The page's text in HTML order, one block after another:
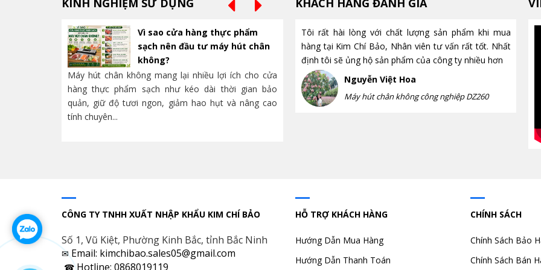
KINH NGHIỆM SỬ DỤNG
Vì sao cửa hàng thực phẩm
sạch nên đầu tư máy hút chân
không?
Máy hút chân không mang lại nhiều lợi ích cho cửa
hàng thực phẩm sạch như kéo dài thời gian bảo
quản, giữ độ tươi ngon, giảm hao hụt và nâng cao
tính chuyên...
Máy hút chân không là gì?
Công dụng và cách hoạt động
chi tiết từ A-Z
Tìm hiểu máy hút chân không là gì, nguyên lý hoạt
động, công dụng nổi bật và các loại máy hút chân
không phổ biến hiện nay. Hướng dẫn lựa chọn thiếtđiểm, ứng
KHÁCH HÀNG ĐÁNH GIÁ
Tôi rất hài lòng với chất lượng sản phẩm khi mua
hàng tại Kim Chí Bảo, Nhân viên tư vấn rất tốt. Nhất
định tôi sẽ ủng hộ sản phẩm của công ty nhiều hơn
Nguyễn Việt Hoa
Máy hút chân không công nghiệp DZ260
CÔNG TY TNHH XUẤT NHẬP KHẨU KIM CHÍ BẢO
Số 1, Vũ Kiệt, Phường Kinh Bắc, tỉnh Bắc Ninh
✉Email: kimchibao.sales05@gmail.com
☎Hotline: 0868019119
HỖ TRỢ KHÁCH HÀNG
Hướng Dẫn Mua Hàng
Hướng Dẫn Thanh Toán
CHÍNH SÁCH
Chính Sách Bảo
Chính Sách Bán